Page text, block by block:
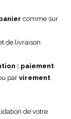
comme sur
de livraison
: paiement
par virement
de votre